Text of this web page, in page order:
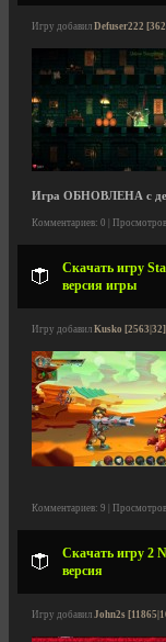
Игру добавил Defuser222
Игра ОБНОВЛЕНА с
Комментариев: 0 |
Скачать игру
версия игры
Игру добавил Kusko [2563|32]
Комментариев: 9 |
Скачать игру 2
версия
Игру добавил John2s